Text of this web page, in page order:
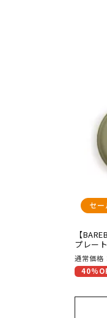
セー
【
プレー
通
常
通常価格
セ